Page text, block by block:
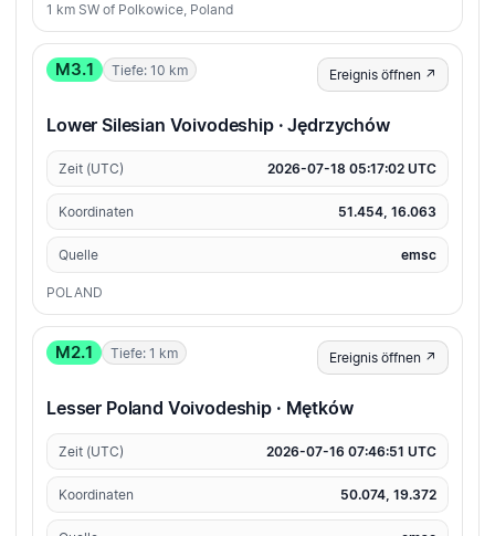
1 km SW of Polkowice, Poland
M3.1 Tiefe: 10 km Ereignis öffnen ↗
Lower Silesian Voivodeship · Jędrzychów
Zeit (UTC) 2026-07-18 05:17:02 UTC
Koordinaten 51.454, 16.063
Quelle emsc
POLAND
M2.1 Tiefe: 1 km Ereignis öffnen ↗
Lesser Poland Voivodeship · Mętków
Zeit (UTC) 2026-07-16 07:46:51 UTC
Koordinaten 50.074, 19.372